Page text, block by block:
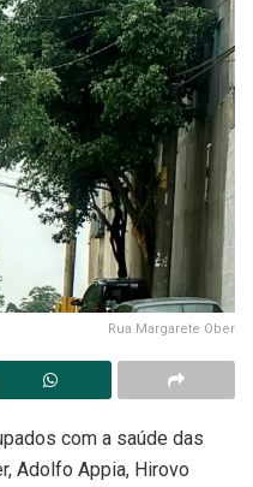
Rua Margarete Ober
com a saúde das
Adolfo Appia, Hirovo